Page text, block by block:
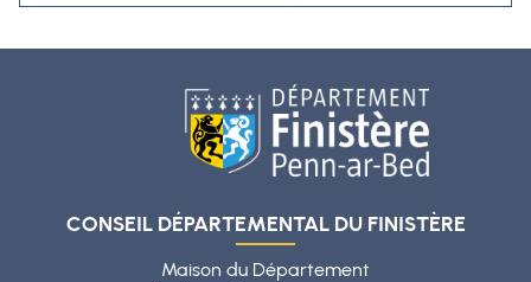
CONSEIL DÉPARTEMENTAL DU FINISTÈRE
Maison du Département